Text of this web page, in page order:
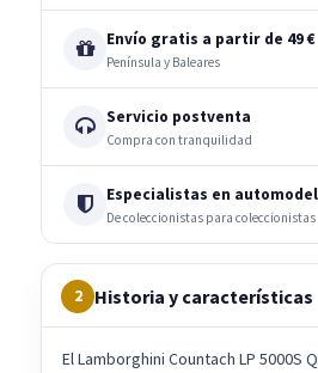
Envío gratis a partir de 49 €
Península y Baleares
Servicio postventa
Compra con tranquilidad
Especialistas en
De coleccionistas para coleccionistas
2 Historia y características
El Lamborghini Countach LP 5000S